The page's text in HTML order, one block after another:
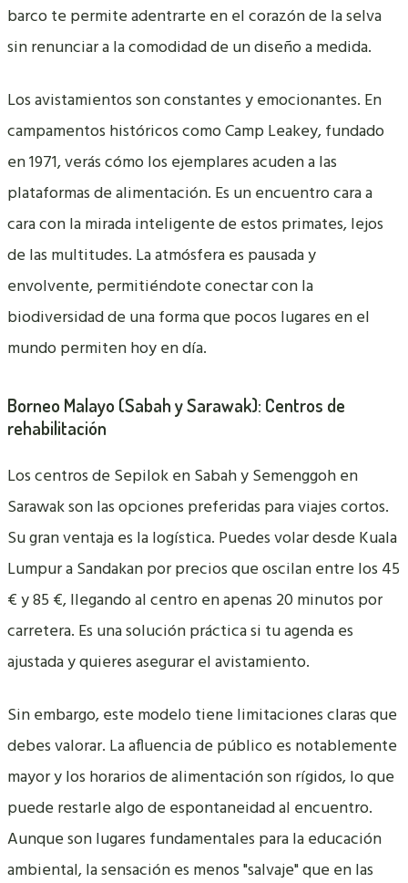
barco te permite adentrarte en el corazón de la selva
sin renunciar a la comodidad de un diseño a medida.
Los avistamientos son constantes y emocionantes. En
campamentos históricos como Camp Leakey, fundado
en 1971, verás cómo los ejemplares acuden a las
plataformas de alimentación. Es un encuentro cara a
cara con la mirada inteligente de estos primates, lejos
de las multitudes. La atmósfera es pausada y
envolvente, permitiéndote conectar con la
biodiversidad de una forma que pocos lugares en el
mundo permiten hoy en día.
Borneo Malayo (Sabah y Sarawak): Centros de
rehabilitación
Los centros de Sepilok en Sabah y Semenggoh en
Sarawak son las opciones preferidas para viajes cortos.
Su gran ventaja es la logística. Puedes volar desde Kuala
Lumpur a Sandakan por precios que oscilan entre los 45
€ y 85 €, llegando al centro en apenas 20 minutos por
carretera. Es una solución práctica si tu agenda es
ajustada y quieres asegurar el avistamiento.
Sin embargo, este modelo tiene limitaciones claras que
debes valorar. La afluencia de público es notablemente
mayor y los horarios de alimentación son rígidos, lo que
puede restarle algo de espontaneidad al encuentro.
Aunque son lugares fundamentales para la educación
ambiental, la sensación es menos "salvaje" que en las